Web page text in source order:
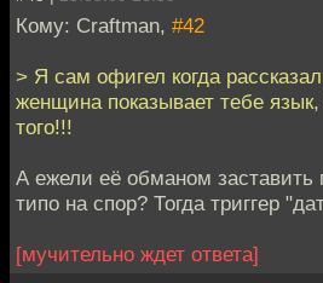
Кому: Craftman, #42
> Я сам офигел когда
женщина показывает тебе
того!!!
А ежели её обманом заставить
типо на спор? Тогда триггер
[мучительно ждет ответа]